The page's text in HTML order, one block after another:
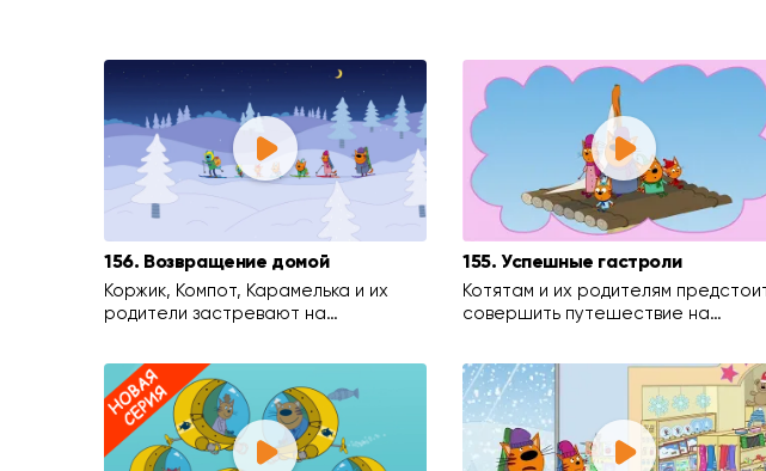
156. Возвращение домой
Коржик, Компот, Карамелька и их
родители застревают на…
155. Успешные гастроли
Котятам и их родителям
совершить путешествие на…